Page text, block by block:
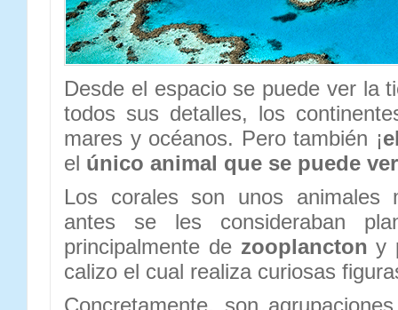
Desde el espacio se puede ver la
todos sus detalles, los
mares y océanos. Pero también ¡
el único animal que se puede
Los corales son unos animales
antes se les consideraban
principalmente de zooplancton y
calizo el cual realiza curiosas
Concretamente, son